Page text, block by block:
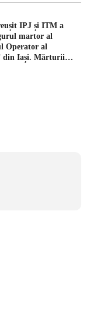
IPJ și ITM a
martor al
Operator al
din Iași. Mărturii